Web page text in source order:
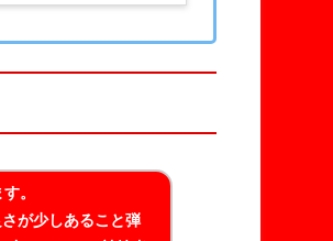
。
が少しあること弾